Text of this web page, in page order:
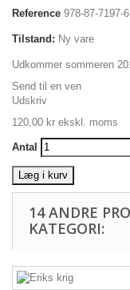
Reference 978-87-7197-
Tilstand: Ny vare
Udkommer sommeren
Send til en ven
Udskriv
120,00 kr ekskl. moms
Antal
Læg i kurv
14 ANDRE
KATEGORI: